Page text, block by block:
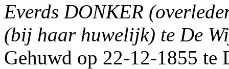
Everds DONKER
(bij haar huwelijk) te De
Gehuwd op 22-12-1855